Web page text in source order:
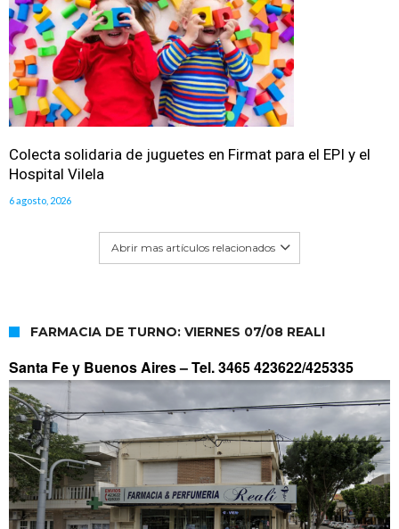
Colecta solidaria de juguetes en Firmat para el EPI y el
Hospital Vilela
6 agosto, 2026
Abrir mas artículos relacionados
FARMACIA DE TURNO: VIERNES 07/08 REALI
Santa Fe y Buenos Aires –Tel. 3465 423622/425335